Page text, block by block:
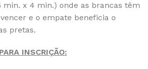
min. x 4 min.) onde as brancas têm
e o empate beneficia o
pretas.
INSCRIÇÃO: